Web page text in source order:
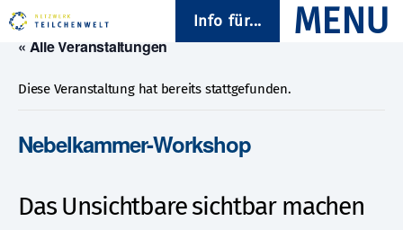
Info für...
« Alle Veranstaltungen
Diese Veranstaltung hat bereits stattgefunden.
Nebelkammer-Workshop
Das Unsichtbare sichtbar machen